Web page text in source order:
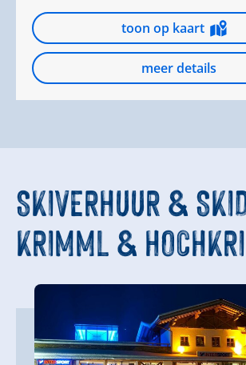
toon op kaart
meer details
SKIVERHUUR &
KRIMML &